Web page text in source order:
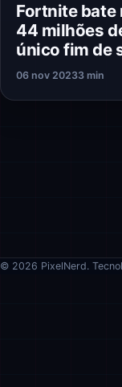
Fortnite bate
44 milhões
único fim de
06 nov 20233 min
© 2026 PixelNerd.